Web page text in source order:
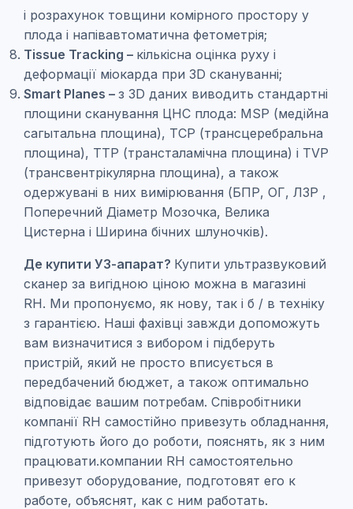
і розрахунок товщини комірного простору у
плода і напівавтоматична фетометрія;
Tissue Tracking – кількісна оцінка руху і
деформації міокарда при 3D скануванні;
Smart Planes – з 3D даних виводить стандартні
площини сканування ЦНС плода: MSP (медійна
сагытальна площина), TCP (трансцеребральна
площина), TTP (трансталамічна площина) і TVP
(трансвентрікулярна площина), а також
одержувані в них вимірювання (БПР, ОГ, ЛЗР ,
Поперечний Діаметр Мозочка, Велика
Цистерна і Ширина бічних шлуночків).
Де купити УЗ-апарат? Купити ультразвуковий
сканер за вигідною ціною можна в магазині
RH. Ми пропонуємо, як нову, так і б / в техніку
з гарантією. Наші фахівці завжди допоможуть
вам визначитися з вибором і підберуть
пристрій, який не просто вписується в
передбачений бюджет, а також оптимально
відповідає вашим потребам. Співробітники
компанії RH самостійно привезуть обладнання,
підготують його до роботи, пояснять, як з ним
працювати.компании RH самостоятельно
привезут оборудование, подготовят его к
работе, объяснят, как с ним работать.